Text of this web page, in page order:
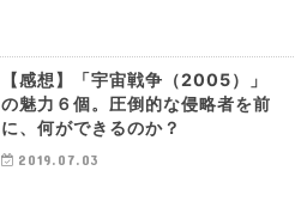
【感想】「宇宙戦争（2005）」
の魅力６個。圧倒的な侵略者を前
に、何ができるのか？
2019.07.03